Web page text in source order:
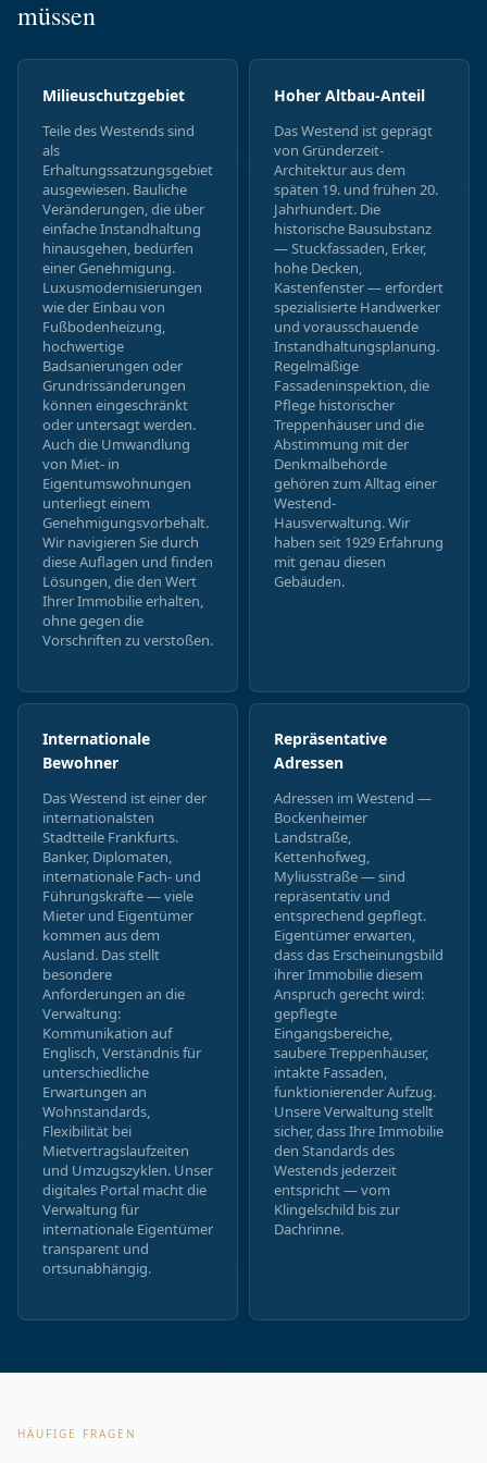
müssen
Milieuschutzgebiet
Teile des Westends sind
als
Erhaltungssatzungsgebiet
ausgewiesen. Bauliche
Veränderungen, die über
einfache Instandhaltung
hinausgehen, bedürfen
einer Genehmigung.
Luxusmodernisierungen
wie der Einbau von
Fußbodenheizung,
hochwertige
Badsanierungen oder
Grundrissänderungen
können eingeschränkt
oder untersagt werden.
Auch die Umwandlung
von Miet- in
Eigentumswohnungen
unterliegt einem
Genehmigungsvorbehalt.
Wir navigieren Sie durch
diese Auflagen und finden
Lösungen, die den Wert
Ihrer Immobilie erhalten,
ohne gegen die
Vorschriften zu verstoßen.
Hoher Altbau-Anteil
Das Westend ist geprägt
von Gründerzeit-
Architektur aus dem
späten 19. und frühen 20.
Jahrhundert. Die
historische Bausubstanz
— Stuckfassaden, Erker,
hohe Decken,
Kastenfenster — erfordert
spezialisierte Handwerker
und vorausschauende
Instandhaltungsplanung.
Regelmäßige
Fassadeninspektion, die
Pflege historischer
Treppenhäuser und die
Abstimmung mit der
Denkmalbehörde
gehören zum Alltag einer
Westend-
Hausverwaltung. Wir
haben seit 1929 Erfahrung
mit genau diesen
Gebäuden.
Internationale
Bewohner
Das Westend ist einer der
internationalsten
Stadtteile Frankfurts.
Banker, Diplomaten,
internationale Fach- und
Führungskräfte — viele
Mieter und Eigentümer
kommen aus dem
Ausland. Das stellt
besondere
Anforderungen an die
Verwaltung:
Kommunikation auf
Englisch, Verständnis für
unterschiedliche
Erwartungen an
Wohnstandards,
Flexibilität bei
Mietvertragslaufzeiten
und Umzugszyklen. Unser
digitales Portal macht die
Verwaltung für
internationale Eigentümer
transparent und
ortsunabhängig.
Repräsentative
Adressen
Adressen im Westend —
Bockenheimer
Landstraße,
Kettenhofweg,
Myliusstraße — sind
repräsentativ und
entsprechend gepflegt.
Eigentümer erwarten,
dass das Erscheinungsbild
ihrer Immobilie diesem
Anspruch gerecht wird:
gepflegte
Eingangsbereiche,
saubere Treppenhäuser,
intakte Fassaden,
funktionierender Aufzug.
Unsere Verwaltung stellt
sicher, dass Ihre Immobilie
den Standards des
Westends jederzeit
entspricht — vom
Klingelschild bis zur
Dachrinne.
HÄUFIGE FRAGEN